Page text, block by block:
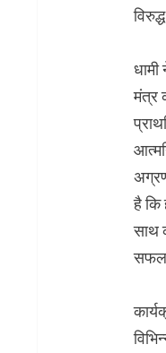
मंत्र
है कि
साथ
सफल